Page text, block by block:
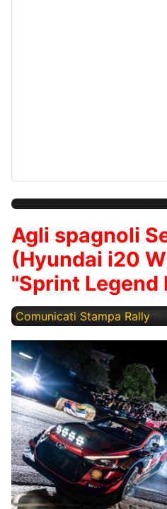
Agli spagnoli
(Hyundai i20
"Sprint Legend
Comunicati Stampa Rally